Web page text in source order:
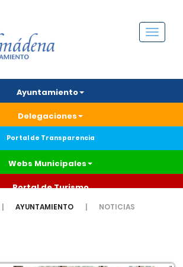
Menú
Ayuntamiento
Delegaciones
Portal de Transparencia
Webs Municipales
Portal de Turismo
AYUNTAMIENTO NOTICIAS